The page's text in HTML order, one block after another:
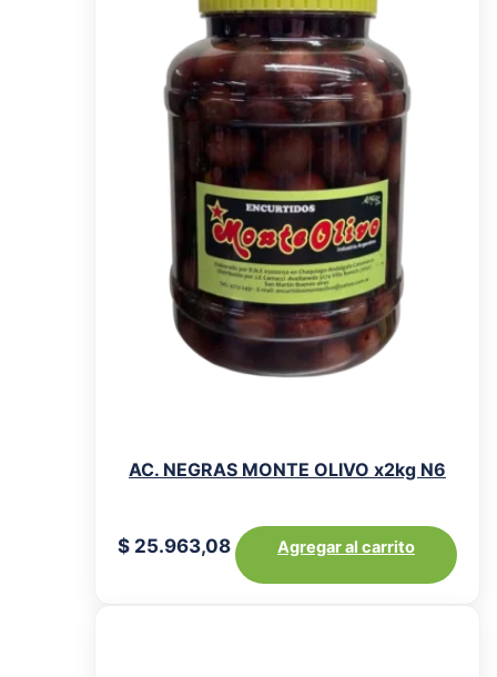
AC. NEGRAS MONTE OLIVO x2kg N6
$ 25.963,08 Agregar al carrito